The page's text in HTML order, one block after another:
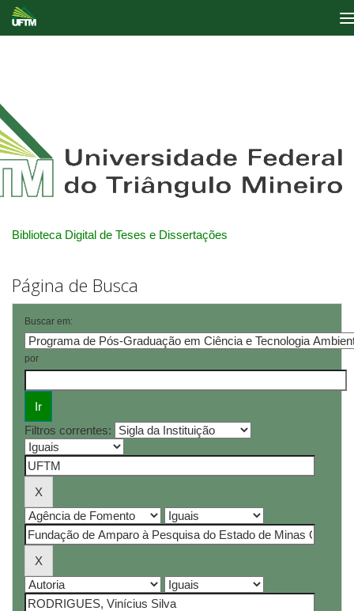
Biblioteca Digital de Teses e Dissertações
Página de Busca
Buscar em:
por
Filtros correntes: